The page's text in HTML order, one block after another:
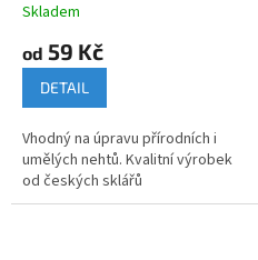
Skladem
od 59 Kč
DETAIL
Vhodný na úpravu přírodních i
umělých nehtů. Kvalitní výrobek
od českých sklářů